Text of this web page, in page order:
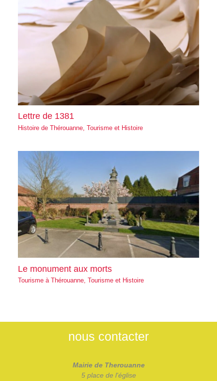
Lettre de 1381
Histoire de Thérouanne, Tourisme et Histoire
Le monument aux morts
Tourisme à Thérouanne, Tourisme et Histoire
nous contacter
Mairie de Therouanne
5 place de l'église